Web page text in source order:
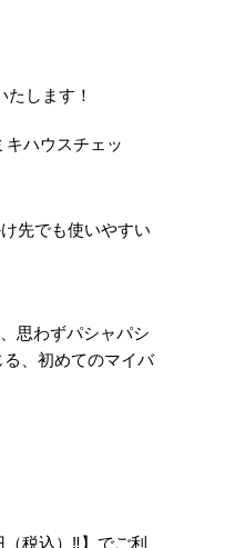
します！
キハウスチェッ
先でも使いやすい
思わずパシャパシ
、初めてのマイバ
税込）‼】でご利